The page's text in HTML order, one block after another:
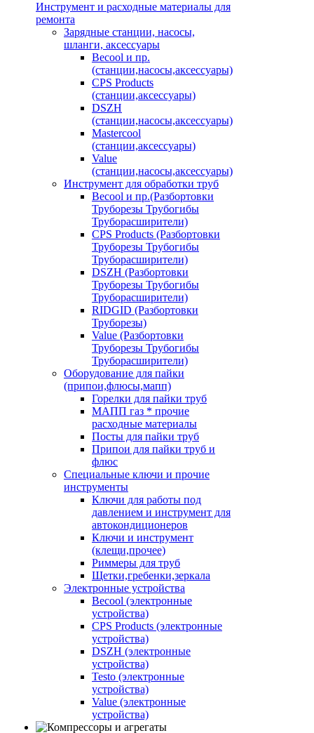
Инструмент и расходные материалы для
ремонта
Зарядные станции, насосы,
шланги, аксессуары
Becool и пр.
(станции,насосы,аксессуары)
CPS Products
(станции,аксессуары)
DSZH
(станции,насосы,аксессуары)
Mastercool
(станции,аксессуары)
Value
(станции,насосы,аксессуары)
Инструмент для обработки труб
Becool и пр.(Разбортовки
Труборезы Трубогибы
Труборасширители)
CPS Products (Разбортовки
Труборезы Трубогибы
Труборасширители)
DSZH (Разбортовки
Труборезы Трубогибы
Труборасширители)
RIDGID (Разбортовки
Труборезы)
Value (Разбортовки
Труборезы Трубогибы
Труборасширители)
Оборудование для пайки
(припои,флюсы,мапп)
Горелки для пайки труб
МАПП газ * прочие
расходные материалы
Посты для пайки труб
Припои для пайки труб и
флюс
Специальные ключи и прочие
инструменты
Ключи для работы под
давлением и инструмент для
автокондиционеров
Ключи и инструмент
(клещи,прочее)
Риммеры для труб
Щетки,гребенки,зеркала
Электронные устройства
Becool (электронные
устройства)
CPS Products (электронные
устройства)
DSZH (электронные
устройства)
Testo (электронные
устройства)
Value (электронные
устройства)